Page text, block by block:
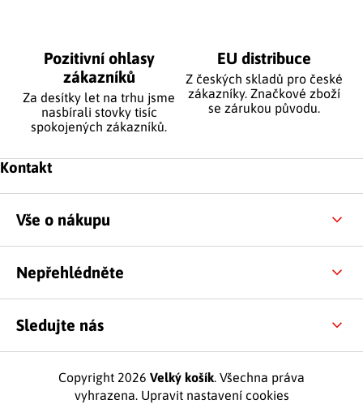
Pozitivní ohlasy
zákazníků
Za desítky let na trhu jsme
nasbírali stovky tisíc
spokojených zákazníků.
EU distribuce
Z českých skladů pro české
zákazníky. Značkové zboží
se zárukou původu.
Zápatí
Kontakt
Vše o nákupu
Nepřehlédněte
Sledujte nás
Copyright 2026 Velký košík. Všechna práva
vyhrazena. Upravit nastavení cookies